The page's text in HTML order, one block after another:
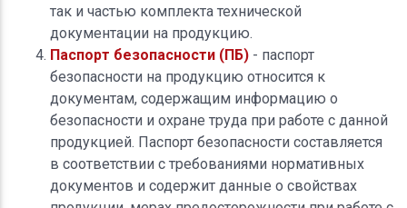
так и частью комплекта технической
документации на продукцию.
Паспорт безопасности (ПБ) - паспорт
безопасности на продукцию относится к
документам, содержащим информацию о
безопасности и охране труда при работе с данной
продукцией. Паспорт безопасности составляется
в соответствии с требованиями нормативных
документов и содержит данные о свойствах